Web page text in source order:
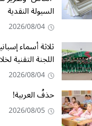
السيولة النقدية
2026/08/04
ثلاثة أسماء
اللجنة التقنية
2026/08/04
حذفُ العربية!
2026/08/05